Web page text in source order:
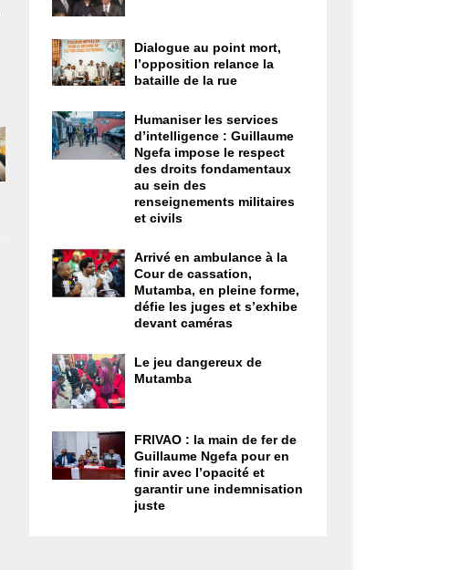
Dialogue au point mort,
l’opposition relance la
bataille de la rue
Humaniser les services
d’intelligence : Guillaume
Ngefa impose le respect
des droits fondamentaux
au sein des
renseignements militaires
et civils
Arrivé en ambulance à la
Cour de cassation,
Mutamba, en pleine forme,
défie les juges et s’exhibe
devant caméras
Le jeu dangereux de
Mutamba
FRIVAO : la main de fer de
Guillaume Ngefa pour en
finir avec l’opacité et
garantir une indemnisation
juste